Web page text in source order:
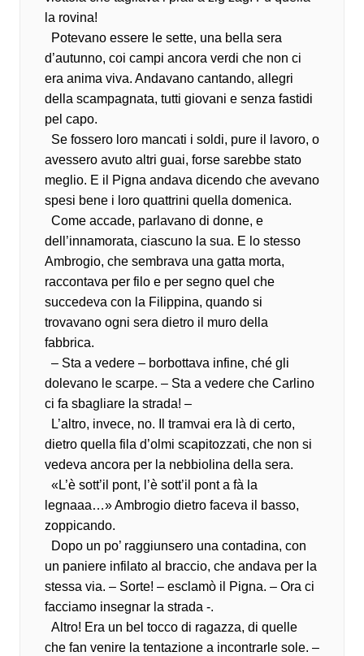
la rovina!
Potevano essere le sette, una bella sera
d’autunno, coi campi ancora verdi che non ci
era anima viva. Andavano cantando, allegri
della scampagnata, tutti giovani e senza fastidi
pel capo.
Se fossero loro mancati i soldi, pure il lavoro, o
avessero avuto altri guai, forse sarebbe stato
meglio. E il Pigna andava dicendo che avevano
spesi bene i loro quattrini quella domenica.
Come accade, parlavano di donne, e
dell’innamorata, ciascuno la sua. E lo stesso
Ambrogio, che sembrava una gatta morta,
raccontava per filo e per segno quel che
succedeva con la Filippina, quando si
trovavano ogni sera dietro il muro della
fabbrica.
– Sta a vedere – borbottava infine, ché gli
dolevano le scarpe. – Sta a vedere che Carlino
ci fa sbagliare la strada! –
L’altro, invece, no. Il tramvai era là di certo,
dietro quella fila d’olmi scapitozzati, che non si
vedeva ancora per la nebbiolina della sera.
«L’è sott’il pont, l’è sott’il pont a fà la
legnaaa…» Ambrogio dietro faceva il basso,
zoppicando.
Dopo un po’ raggiunsero una contadina, con
un paniere infilato al braccio, che andava per la
stessa via. – Sorte! – esclamò il Pigna. – Ora ci
facciamo insegnar la strada -.
Altro! Era un bel tocco di ragazza, di quelle
che fan venire la tentazione a incontrarle sole. –